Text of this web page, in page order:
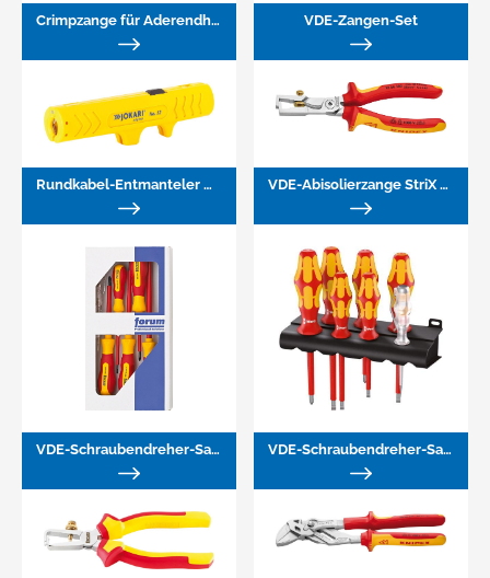
Crimpzange für Aderendhülsen, 5 Crimpzonen VDE-Zangen-Set
Rundkabel-Entmanteler No. 12 VDE-Abisolierzange StriX mit Kabelschere Nr. 13 66 180
VDE-Schraubendreher-Satz für Schlitz/Kreuzschlitz PH, mit Phasenprüfer VDE-Schraubendreher-Satz, Nr. 160 i/7